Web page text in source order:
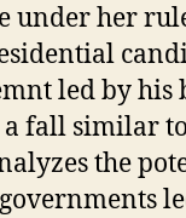
under her
led by
fall similar
the